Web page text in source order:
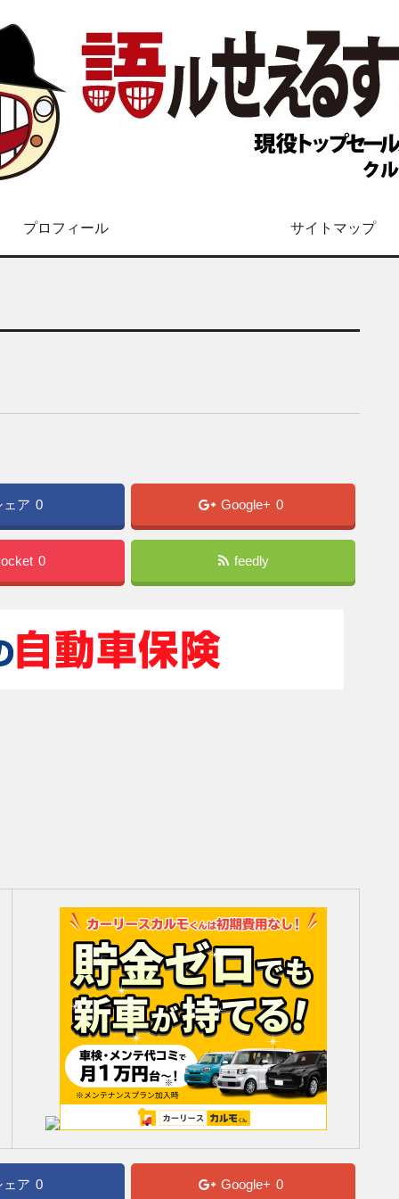
プロフィール サイトマップ
ェア 0 Google+ 0
0 feedly
ェア 0 Google+ 0